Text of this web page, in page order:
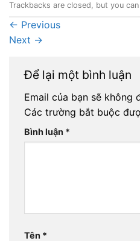
Trackbacks are closed, but you can
← Previous
Next →
Để lại một bình luận
Email của bạn sẽ không
Các trường bắt buộc
Bình luận *
Tên *